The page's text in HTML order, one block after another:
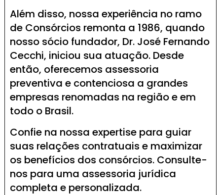
Além disso, nossa experiência no ramo
de Consórcios remonta a 1986, quando
nosso sócio fundador, Dr. José Fernando
Cecchi, iniciou sua atuação. Desde
então, oferecemos assessoria
preventiva e contenciosa a grandes
empresas renomadas na região e em
todo o Brasil.
Confie na nossa expertise para guiar
suas relações contratuais e maximizar
os benefícios dos consórcios. Consulte-
nos para uma assessoria jurídica
completa e personalizada.